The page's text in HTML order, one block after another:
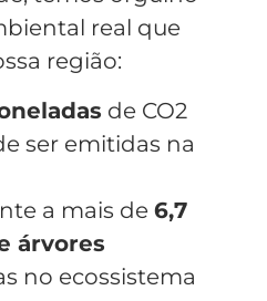
real que
região:
de CO2
ser emitidas na
a mais de 6,7
árvores
no ecossistema